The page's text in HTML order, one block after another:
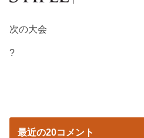
次の大会
?
最近の20コメント